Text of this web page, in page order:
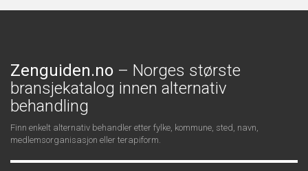
Zenguiden.no – Norges største
bransjekatalog innen alternativ
behandling
Finn enkelt alternativ behandler etter fylke, kommune, sted, navn,
medlemsorganisasjon eller terapiform.